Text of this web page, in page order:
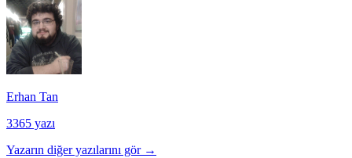
Erhan Tan
3365 yazı
Yazarın diğer yazılarını gör →